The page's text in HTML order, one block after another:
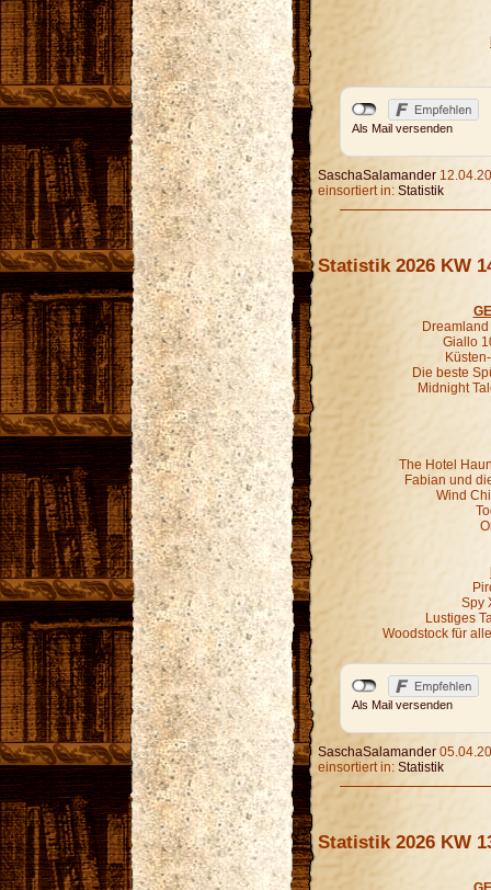
Als Mail versenden
SaschaSalamander
einsortiert in: Statistik
Statistik 2026 KW
Giallo
Die beste
Midnight
The Hotel
Fabian und
Wind
Spy
Lustiges
Woodstock für
Als Mail versenden
SaschaSalamander
einsortiert in: Statistik
Statistik 2026 KW